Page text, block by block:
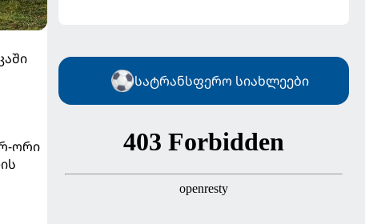
ორი
სატრანსფერო სიახლეები